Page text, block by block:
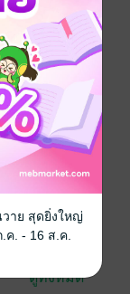
แชร์
.2569
pdf
เมษายน 2569
16 หน้า
10 บาท
ดูทั้งหมด
วาย สุดยิ่งใหญ่
ค. - 16 ส.ค.